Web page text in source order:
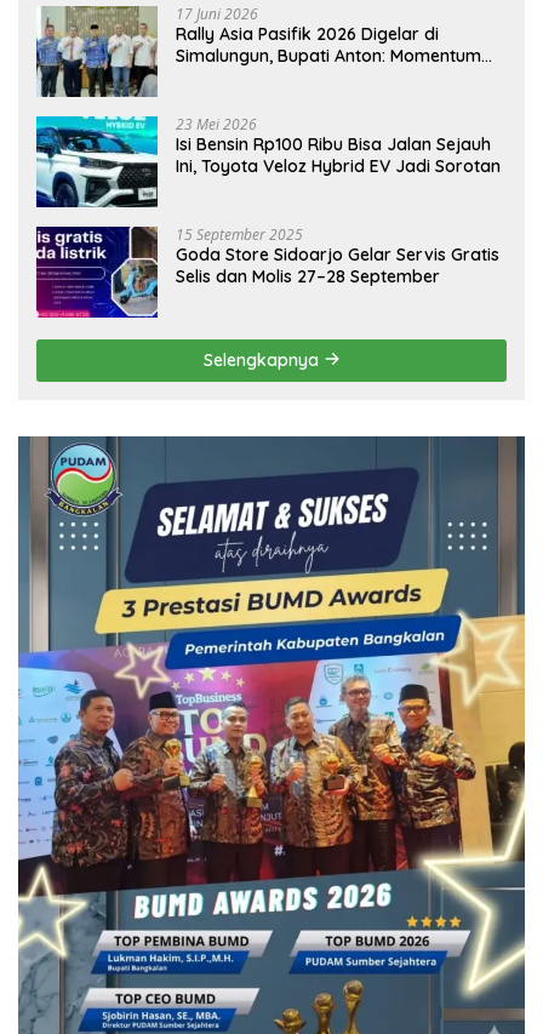
17 Juni 2026
Rally Asia Pasifik 2026 Digelar di
Simalungun, Bupati Anton: Momentum
23 Mei 2026
Isi Bensin Rp100 Ribu Bisa Jalan Sejauh
Ini, Toyota Veloz Hybrid EV Jadi Sorotan
15 September 2025
Goda Store Sidoarjo Gelar Servis Gratis
Selis dan Molis 27–28 September
Selengkapnya